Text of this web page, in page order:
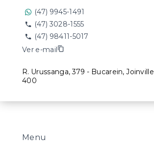
Menu
(47) 9945-1491
(47) 3028-1555
(47) 98411-5017
Ver e-mail
R. Urussanga, 379 - Bucarein, Joinville
400